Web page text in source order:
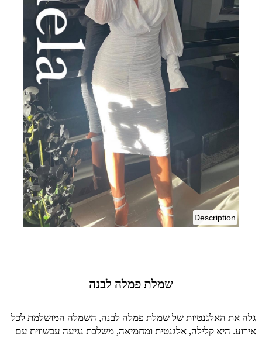
Description
pamela
שמלת פמלה לבנה
גלה את האלגנטיות של שמלת פמלה לבנה, השמלה המושלמת לכל
אירוע. היא קלילה, אלגנטית ומחמיאה, משלבת נגיעה עכשווית עם